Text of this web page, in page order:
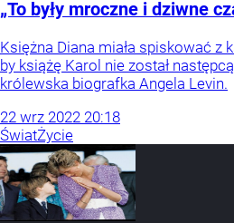
„To były mroczne i dziwne
Księżna Diana miała spiskować z
by książę Karol nie został
królewska biografka Angela Levin.
22 wrz 2022 20:18
ŚwiatŻycie